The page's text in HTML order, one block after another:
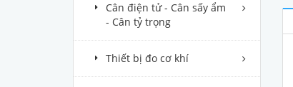
Cân điện tử - Cân sấy ẩm
- Cân tỷ trọng
Thiết bị đo cơ khí